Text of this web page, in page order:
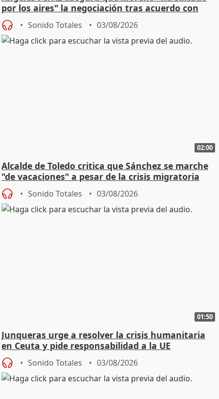
por los aires" la negociación tras acuerdo con
SMA
Sonido Totales 03/08/2026
02:00
Alcalde de Toledo critica que Sánchez se marche
"de vacaciones" a pesar de la crisis migratoria
Sonido Totales 03/08/2026
01:50
Junqueras urge a resolver la crisis humanitaria
en Ceuta y pide responsabilidad a la UE
Sonido Totales 03/08/2026